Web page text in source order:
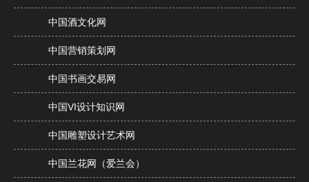
中国酒文化网
中国营销策划网
中国书画交易网
中国VI设计知识网
中国雕塑设计艺术网
中国兰花网（爱兰会）